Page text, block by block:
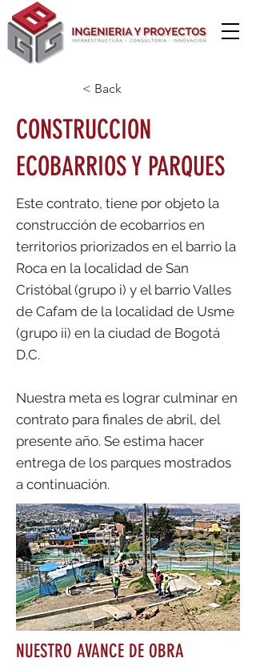
< Back
CONSTRUCCION
ECOBARRIOS Y PARQUES
Este contrato, tiene por objeto la
construcción de ecobarrios en
territorios priorizados en el barrio la
Roca en la localidad de San
Cristóbal (grupo i) y el barrio Valles
de Cafam de la localidad de Usme
(grupo ii) en la ciudad de Bogotá
D.C.
Nuestra meta es lograr culminar en
contrato para finales de abril, del
presente año. Se estima hacer
entrega de los parques mostrados
a continuación.
NUESTRO AVANCE DE OBRA